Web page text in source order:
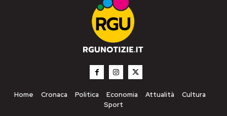
Home Cronaca Politica Economia Attualità
Cultura
Sport